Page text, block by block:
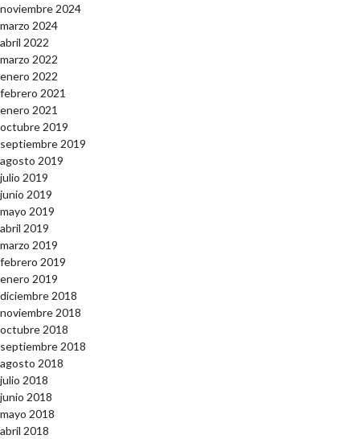
noviembre 2024
marzo 2024
abril 2022
marzo 2022
enero 2022
febrero 2021
enero 2021
octubre 2019
septiembre 2019
agosto 2019
julio 2019
junio 2019
mayo 2019
abril 2019
marzo 2019
febrero 2019
enero 2019
diciembre 2018
noviembre 2018
octubre 2018
septiembre 2018
agosto 2018
julio 2018
junio 2018
mayo 2018
abril 2018